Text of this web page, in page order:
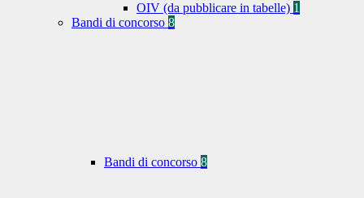
OIV (da pubblicare in tabelle) 1
Bandi di concorso 8
Bandi di concorso 8